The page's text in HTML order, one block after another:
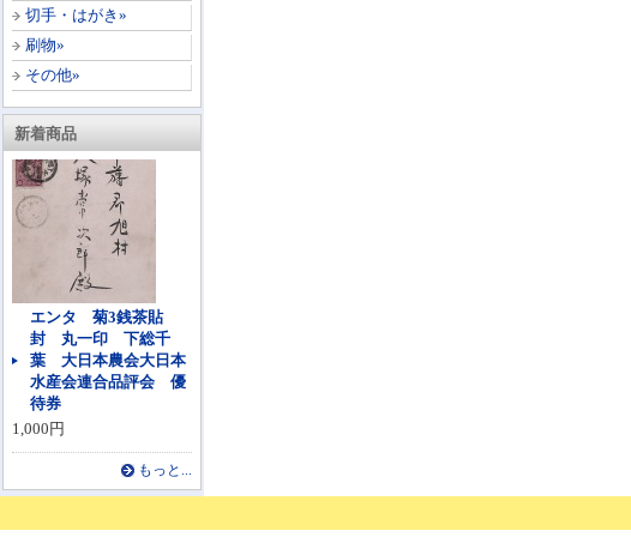
切手・はがき»
刷物»
その他»
新着商品
エンタ 菊3銭茶貼
封 丸一印 下総千
葉 大日本農会大日本
水産会連合品評会 優
待券
1,000円
もっと...